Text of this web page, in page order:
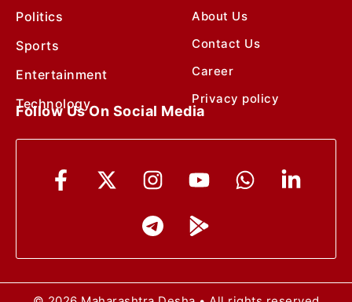
Politics
Sports
Entertainment
Technology
About Us
Contact Us
Career
Privacy policy
Follow Us On Social Media